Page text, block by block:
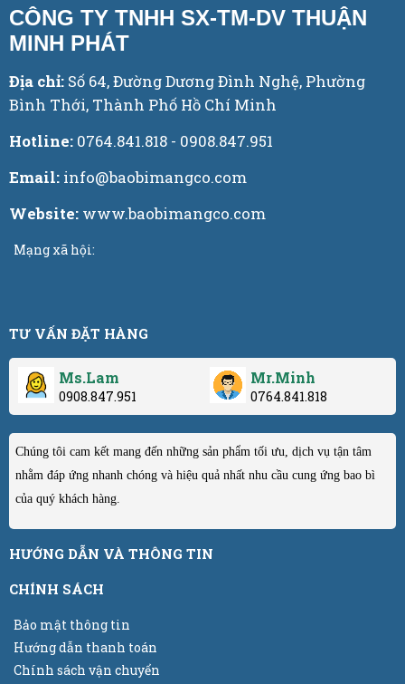
CÔNG TY TNHH SX-TM-DV THUẬN
MINH PHÁT
Địa chỉ: Số 64, Đường Dương Đình Nghệ, Phường
Bình Thới, Thành Phố Hồ Chí Minh
Hotline: 0764.841.818 - 0908.847.951
Email: info@baobimangco.com
Website: www.baobimangco.com
Mạng xã hội:
TƯ VẤN ĐẶT HÀNG
Ms.Lam
0908.847.951
Mr.Minh
0764.841.818
Chúng tôi cam kết mang đến những sản phẩm tối ưu, dịch vụ tận tâm
nhằm đáp ứng nhanh chóng và hiệu quả nhất nhu cầu cung ứng bao bì
của quý khách hàng.
HƯỚNG DẪN VÀ THÔNG TIN
CHÍNH SÁCH
Bảo mật thông tin
Hướng dẫn thanh toán
Chính sách vận chuyển